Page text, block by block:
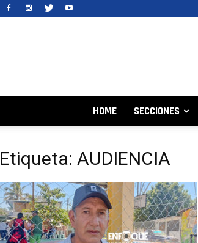
HOME SECCIONES
Etiqueta: AUDIENCIA